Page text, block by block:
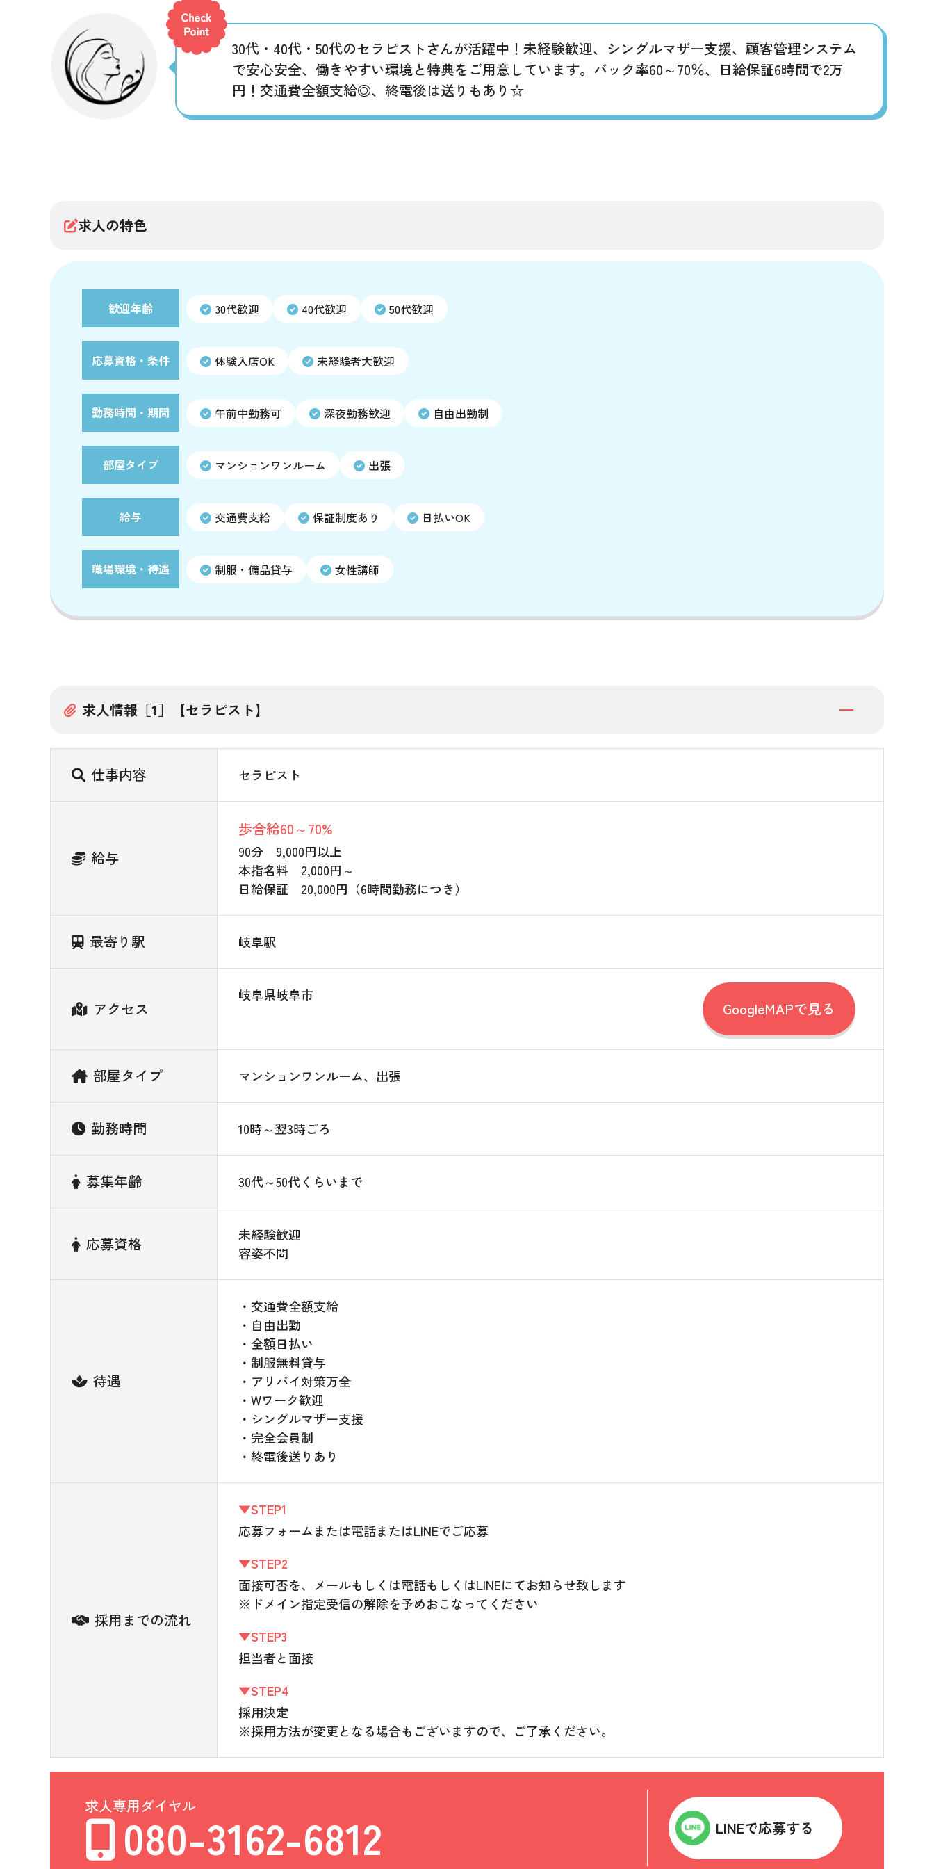
30代・40代・50代のセラピストさんが活躍中！未経験歓迎、シングルマザー支援、顧客管理システム
で安心安全、働きやすい環境と特典をご用意しています。バック率60～70％、日給保証6時間で2万
円！交通費全額支給◎、終電後は送りもあり☆
求人の特色
歓迎年齢 30代歓迎 40代歓迎 50代歓迎
応募資格・条件 体験入店OK 未経験者大歓迎
勤務時間・期間 午前中勤務可 深夜勤務歓迎 自由出勤制
部屋タイプ マンションワンルーム 出張
給与 交通費支給 保証制度あり 日払いOK
職場環境・待遇 制服・備品貸与 女性講師
求人情報［1］【セラピスト】
仕事内容 セラピスト
給与
歩合給60～70%
90分 9,000円以上
本指名料 2,000円～
日給保証 20,000円（6時間勤務につき）
最寄り駅 岐阜駅
アクセス
岐阜県岐阜市
GoogleMAPで見る
部屋タイプ マンションワンルーム、出張
勤務時間 10時～翌3時ごろ
募集年齢 30代～50代くらいまで
応募資格
未経験歓迎
容姿不問
待遇
・交通費全額支給
・自由出勤
・全額日払い
・制服無料貸与
・アリバイ対策万全
・Wワーク歓迎
・シングルマザー支援
・完全会員制
・終電後送りあり
採用までの流れ
▼STEP1
応募フォームまたは電話またはLINEでご応募
▼STEP2
面接可否を、メールもしくは電話もしくはLINEにてお知らせ致します
※ドメイン指定受信の解除を予めおこなってください
▼STEP3
担当者と面接
▼STEP4
採用決定
※採用方法が変更となる場合もございますので、ご了承ください。
求人専用ダイヤル
080-3162-6812 LINEで応募する